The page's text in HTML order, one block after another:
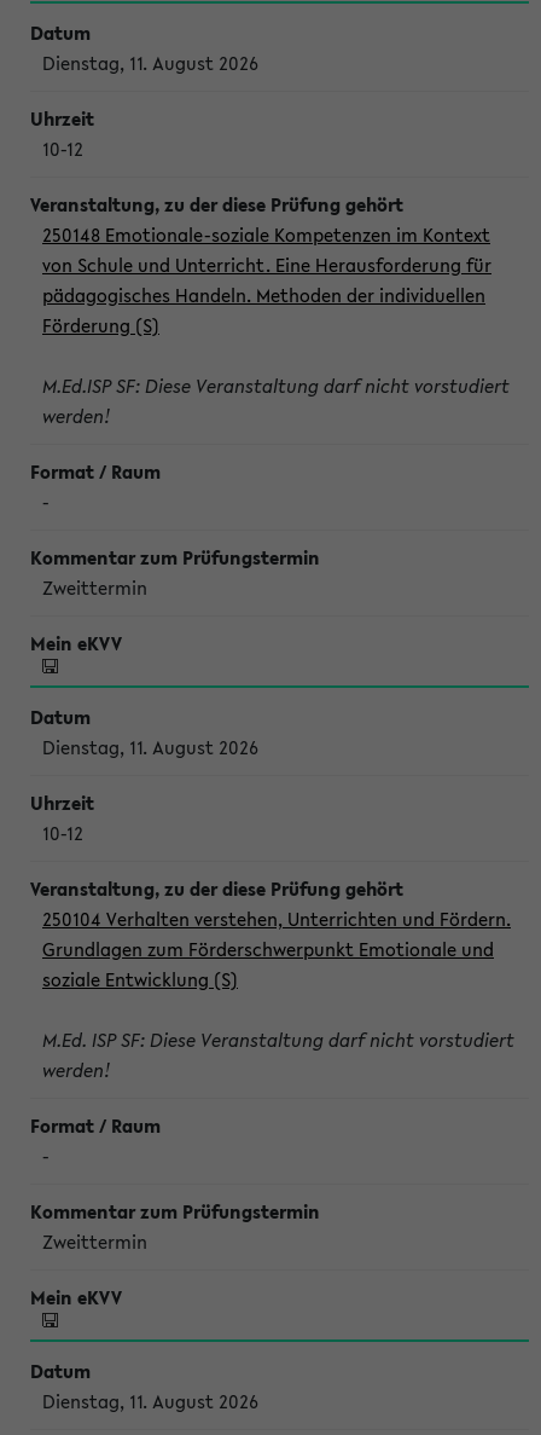
Dienstag, 11. August 2026
10-12
250148 Emotionale-soziale Kompetenzen im Kontext
von Schule und Unterricht. Eine Herausforderung für
pädagogisches Handeln. Methoden der individuellen
Förderung (S)
M.Ed.ISP SF: Diese Veranstaltung darf nicht vorstudiert
werden!
-
Zweittermin
Dienstag, 11. August 2026
10-12
250104 Verhalten verstehen, Unterrichten und Fördern.
Grundlagen zum Förderschwerpunkt Emotionale und
soziale Entwicklung (S)
M.Ed. ISP SF: Diese Veranstaltung darf nicht vorstudiert
werden!
-
Zweittermin
Dienstag, 11. August 2026